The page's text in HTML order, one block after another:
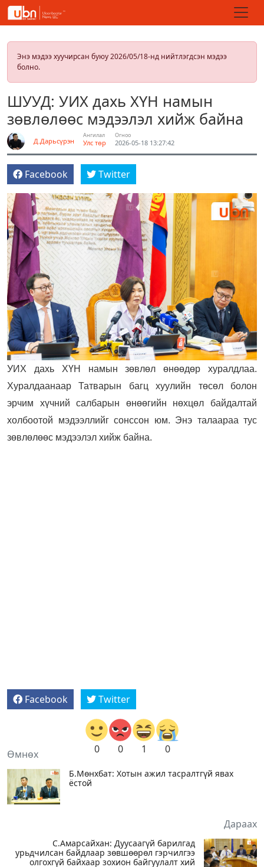
Энэ мэдээ хуучирсан буюу 2026/05/18-нд нийтлэгдсэн мэдээ
болно.
ШУУД: УИХ дахь ХҮН намын
зөвлөлөөс мэдээлэл хийж байна
Д.Дарьсүрэн
Ангилал
Улс төр
Огноо
2026-05-18 13:27:42
Facebook Twitter
УИХ дахь ХҮН намын зөвлөл өнөөдөр хуралдлаа.
Хуралдаанаар Татварын багц хуулийн төсөл болон
эрчим хүчний салбарын өнөөгийн нөхцөл байдалтай
холбоотой мэдээллийг сонссон юм. Энэ талаараа тус
зөвлөлөөс мэдээлэл хийж байна.
Facebook Twitter
0 0 1 0
Өмнөх
Б.Мөнхбат: Хотын ажил тасралтгүй явах
ёстой
Дараах
С.Амарсайхан: Дуусаагүй барилгад
урьдчилсан байдлаар зөвшөөрөл гэрчилгээ
олгохгүй байхаар зохион байгуулалт хий